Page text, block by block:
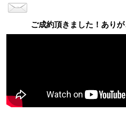
ご成約頂きました！ありが